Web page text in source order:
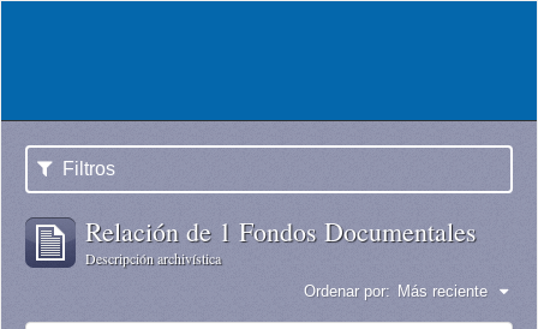
Filtros
Relación de 1 Fondos Documentales
Descripción archivística
Ordenar por: Más reciente